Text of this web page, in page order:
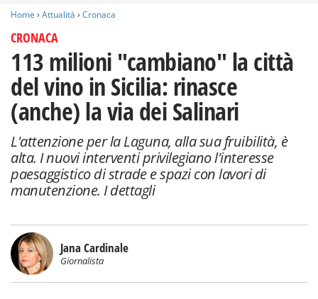
Home › Attualità › Cronaca
CRONACA
113 milioni "cambiano" la città
del vino in Sicilia: rinasce
(anche) la via dei Salinari
L'attenzione per la Laguna, alla sua fruibilità, è
alta. I nuovi interventi privilegiano l'interesse
paesaggistico di strade e spazi con lavori di
manutenzione. I dettagli
Jana Cardinale
Giornalista